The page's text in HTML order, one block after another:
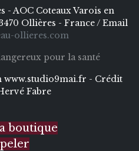
- AOC Coteaux Varois en
Ollières - France / Email
ollieres.com
pour la santé
www.studio9mai.fr - Crédit
Fabre
boutique